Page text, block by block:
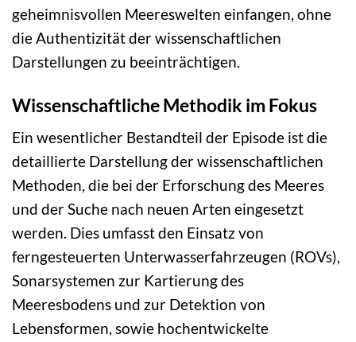
geheimnisvollen Meereswelten einfangen, ohne
die Authentizität der wissenschaftlichen
Darstellungen zu beeinträchtigen.
Wissenschaftliche Methodik im Fokus
Ein wesentlicher Bestandteil der Episode ist die
detaillierte Darstellung der wissenschaftlichen
Methoden, die bei der Erforschung des Meeres
und der Suche nach neuen Arten eingesetzt
werden. Dies umfasst den Einsatz von
ferngesteuerten Unterwasserfahrzeugen (ROVs),
Sonarsystemen zur Kartierung des
Meeresbodens und zur Detektion von
Lebensformen, sowie hochentwickelte